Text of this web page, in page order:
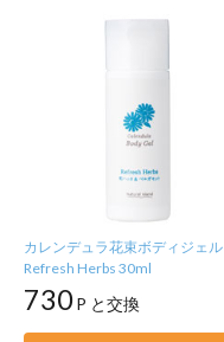
カレンデュラ花束ボディジェル
Refresh Herbs 30ml
730P と交換